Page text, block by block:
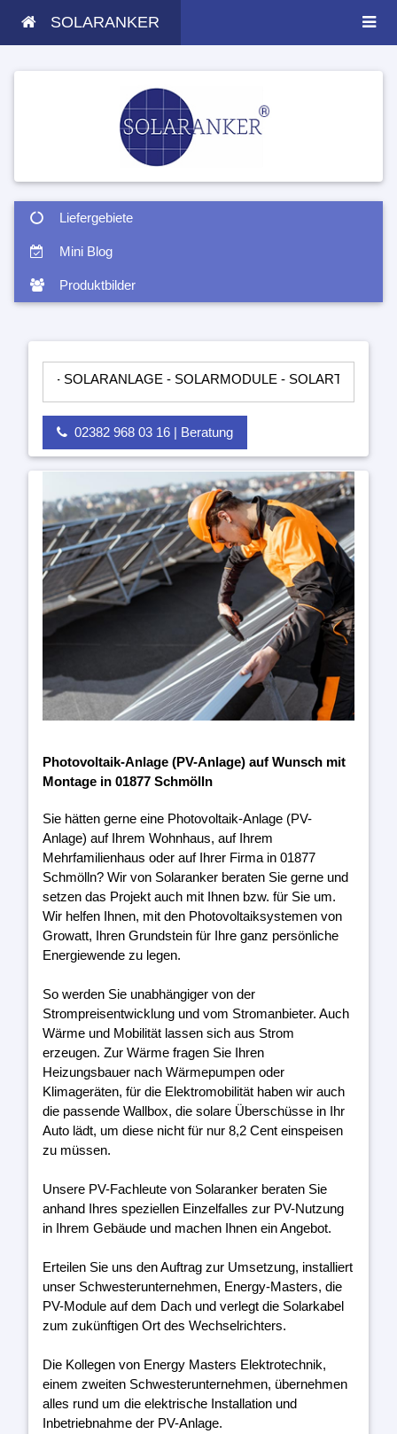
SOLARANKER
Liefergebiete
Mini Blog
Produktbilder
- SOLARMODULE - SOLARTASCHEN -
02382 968 03 16 | Beratung
Photovoltaik-Anlage (PV-Anlage) auf Wunsch mit
Montage in 01877 Schmölln
Sie hätten gerne eine Photovoltaik-Anlage (PV-
Anlage) auf Ihrem Wohnhaus, auf Ihrem
Mehrfamilienhaus oder auf Ihrer Firma in 01877
Schmölln? Wir von Solaranker beraten Sie gerne und
setzen das Projekt auch mit Ihnen bzw. für Sie um.
Wir helfen Ihnen, mit den Photovoltaiksystemen von
Growatt, Ihren Grundstein für Ihre ganz persönliche
Energiewende zu legen.
So werden Sie unabhängiger von der
Strompreisentwicklung und vom Stromanbieter. Auch
Wärme und Mobilität lassen sich aus Strom
erzeugen. Zur Wärme fragen Sie Ihren
Heizungsbauer nach Wärmepumpen oder
Klimageräten, für die Elektromobilität haben wir auch
die passende Wallbox, die solare Überschüsse in Ihr
Auto lädt, um diese nicht für nur 8,2 Cent einspeisen
zu müssen.
Unsere PV-Fachleute von Solaranker beraten Sie
anhand Ihres speziellen Einzelfalles zur PV-Nutzung
in Ihrem Gebäude und machen Ihnen ein Angebot.
Erteilen Sie uns den Auftrag zur Umsetzung, installiert
unser Schwesterunternehmen, Energy-Masters, die
PV-Module auf dem Dach und verlegt die Solarkabel
zum zukünftigen Ort des Wechselrichters.
Die Kollegen von Energy Masters Elektrotechnik,
einem zweiten Schwesterunternehmen, übernehmen
alles rund um die elektrische Installation und
Inbetriebnahme der PV-Anlage.